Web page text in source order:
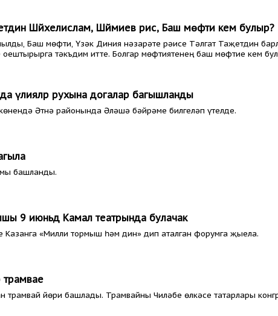
Шәйхелислам, Шәймиев рәис, Баш мөфти кем булыр?
Баш мөфти, Үзәк Диния нәзарәте рәисе Тәлгат Таҗетдин
оештырырга тәкъдим итте. Болгар мөфтиятенең баш мөфтие кем
әүлияләр рухына догалар багышланды
Әтнә районында Әләшә бәйрәме билгеләп үтелде.
башланды.
9 июньдә Камал театрында булачак
Казанга «Милли тормыш һәм дин» дип аталган форумга җыела.
трамвае
трамвай йөри башлады. Трамвайны Чиләбе өлкәсе татарлары